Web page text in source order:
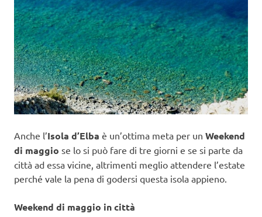
Anche l’Isola d’Elba è un’ottima meta per un Weekend
di maggio se lo si può fare di tre giorni e se si parte da
città ad essa vicine, altrimenti meglio attendere l’estate
perché vale la pena di godersi questa isola appieno.
Weekend di maggio in città